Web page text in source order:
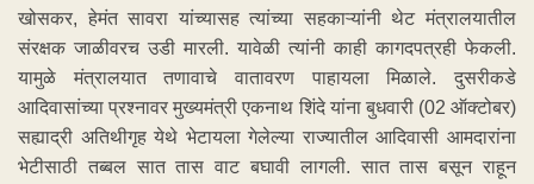
खोसकर, हेमंत सावरा यांच्यासह त्यांच्या सहकाऱ्यांनी थेट मंत्रालयातील
संरक्षक जाळीवरच उडी मारली. यावेळी त्यांनी काही कागदपत्रही फेकली.
यामुळे मंत्रालयात तणावाचे वातावरण पाहायला मिळाले. दुसरीकडे
आदिवासांच्या प्रश्नावर मुख्यमंत्री एकनाथ शिंदे यांना बुधवारी (02 ऑक्टोबर)
सह्याद्री अतिथीगृह येथे भेटायला गेलेल्या राज्यातील आदिवासी आमदारांना
भेटीसाठी तब्बल सात तास वाट बघावी लागली. सात तास बसून राहून